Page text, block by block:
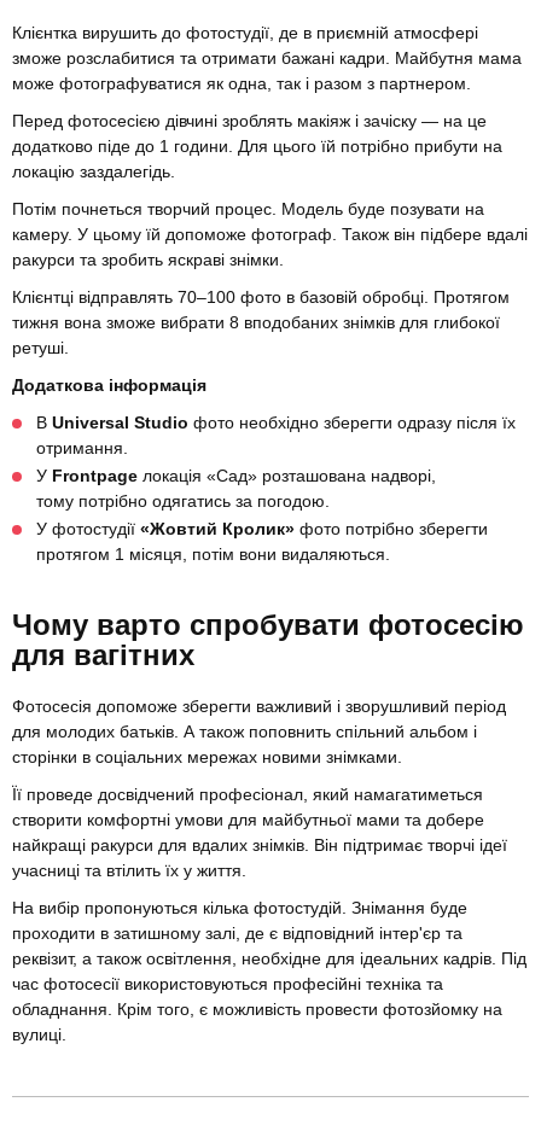
Клієнтка вирушить до фотостудії, де в приємній атмосфері
зможе розслабитися та отримати бажані кадри. Майбутня мама
може фотографуватися як одна, так і разом з партнером.
Перед фотосесією дівчині зроблять макіяж і зачіску — на це
додатково піде до 1 години. Для цього їй потрібно прибути на
локацію заздалегідь.
Потім почнеться творчий процес. Модель буде позувати на
камеру. У цьому їй допоможе фотограф. Також він підбере вдалі
ракурси та зробить яскраві знімки.
Клієнтці відправлять 70–100 фото в базовій обробці. Протягом
тижня вона зможе вибрати 8 вподобаних знімків для глибокої
ретуші.
Додаткова інформація
В Universal Studio фото необхідно зберегти одразу після їх
отримання.
У Frontpage локація «Сад» розташована надворі,
тому потрібно одягатись за погодою.
У фотостудії «Жовтий Кролик» фото потрібно зберегти
протягом 1 місяця, потім вони видаляються.
Чому варто спробувати фотосесію
для вагітних
Фотосесія допоможе зберегти важливий і зворушливий період
для молодих батьків. А також поповнить спільний альбом і
сторінки в соціальних мережах новими знімками.
Її проведе досвідчений професіонал, який намагатиметься
створити комфортні умови для майбутньої мами та добере
найкращі ракурси для вдалих знімків. Він підтримає творчі ідеї
учасниці та втілить їх у життя.
На вибір пропонуються кілька фотостудій. Знімання буде
проходити в затишному залі, де є відповідний інтер'єр та
реквізит, а також освітлення, необхідне для ідеальних кадрів. Під
час фотосесії використовуються професійні техніка та
обладнання. Крім того, є можливість провести фотозйомку на
вулиці.